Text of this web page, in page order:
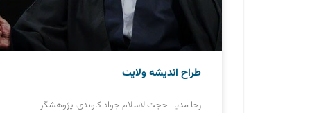
طراح اندیشه ولایت
رحا مدیا | حجت‌الاسلام جواد کاوندی، پژوهشگر